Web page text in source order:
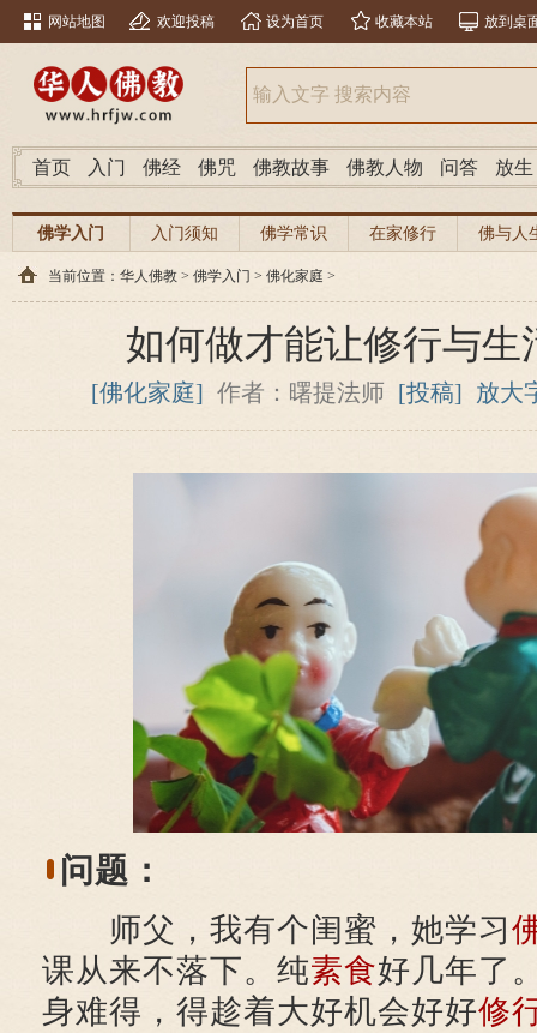
网站地图 欢迎投稿 设为首页 收藏本站 放到桌
首页 入门 佛经 佛咒 佛教故事 佛教人物 问答 放生
佛学入门 入门须知 佛学常识 在家修行 佛与人
当前位置： 华人佛教 > 佛学入门 > 佛化家庭 >
如何做才能让修行与生
[佛化家庭] 作者：曙提法师 [投稿] 放大
问题：
师父，我有个闺蜜，她学习
课从来不落下。纯素食好几年了
身难得，得趁着大好机会好好修